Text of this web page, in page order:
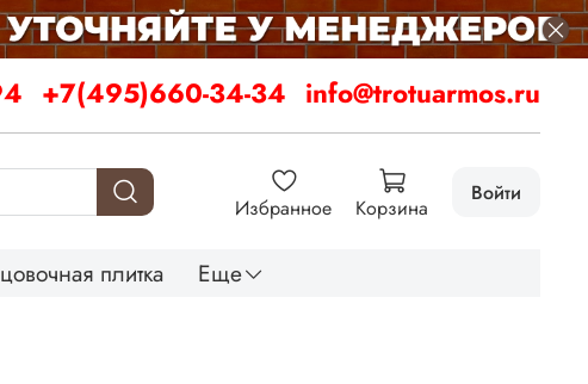
+7(495)660-34-34 info@trotuarmos.ru
Избранное Корзина
Войти
плитка Еще